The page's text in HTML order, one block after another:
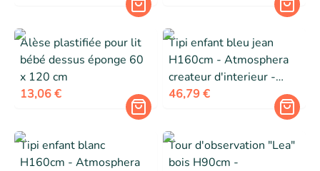
coton certifié Oeko-Tex
Alèse plastifiée pour lit
bébé dessus éponge 60
x 120 cm
13,06 €
Tipi enfant bleu jean
H160cm - Atmosphera
createur d'interieur -
Bleu
46,79 €
Tipi enfant blanc
H160cm - Atmosphera
Tour d'observation "Lea"
bois H90cm -